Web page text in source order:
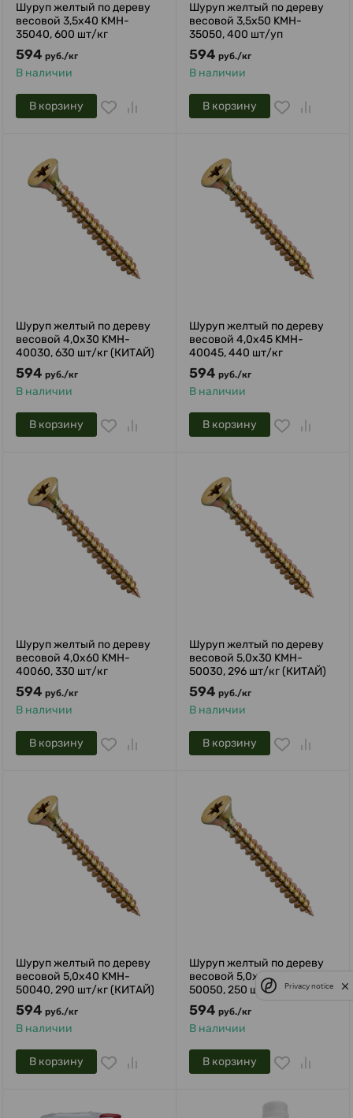
Шуруп желтый по дереву
весовой 3,5х40 KMH-
35040, 600 шт/кг
594 руб./кг
В наличии
В корзину
Шуруп желтый по дереву
весовой 3,5х50 KMH-
35050, 400 шт/уп
594 руб./кг
В наличии
В корзину
Шуруп желтый по дереву
весовой 4,0х30 KMH-
40030, 630 шт/кг (КИТАЙ)
594 руб./кг
В наличии
В корзину
Шуруп желтый по дереву
весовой 4,0х45 KMH-
40045, 440 шт/кг
594 руб./кг
В наличии
В корзину
Шуруп желтый по дереву
весовой 4,0х60 KMH-
40060, 330 шт/кг
594 руб./кг
В наличии
В корзину
Шуруп желтый по дереву
весовой 5,0х30 KMH-
50030, 296 шт/кг (КИТАЙ)
594 руб./кг
В наличии
В корзину
Шуруп желтый по дереву
весовой 5,0х40 KMH-
50040, 290 шт/кг (КИТАЙ)
594 руб./кг
В наличии
В корзину
Шуруп желтый по дереву
весовой 5,0х50 KMH-
50050, 250 шт/кг (КИТАЙ)
594 руб./кг
В наличии
В корзину
Privacy notice